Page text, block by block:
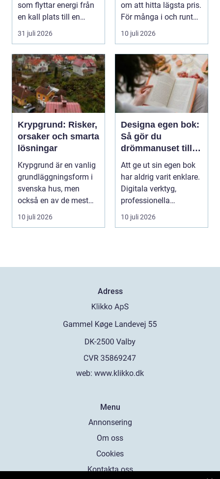
som flyttar energi från
en kall plats till en
varm. Den använder...
31 juli 2026
om att hitta lägsta pris.
För många i och runt
Helsingb...
10 juli 2026
Krypgrund: Risker,
orsaker och smarta
lösningar
Krypgrund är en vanlig
grundläggningsform i
svenska hus, men
också en av de mest
uts...
10 juli 2026
Designa egen bok:
Så gör du
drömmanuset till
en färdig bok
Att ge ut sin egen bok
har aldrig varit enklare.
Digitala verktyg,
professionella
tryckerier och fle...
10 juli 2026
Adress
web: www.klikko.dk
Menu
Annonsering
Om oss
Cookies
Kontakta oss